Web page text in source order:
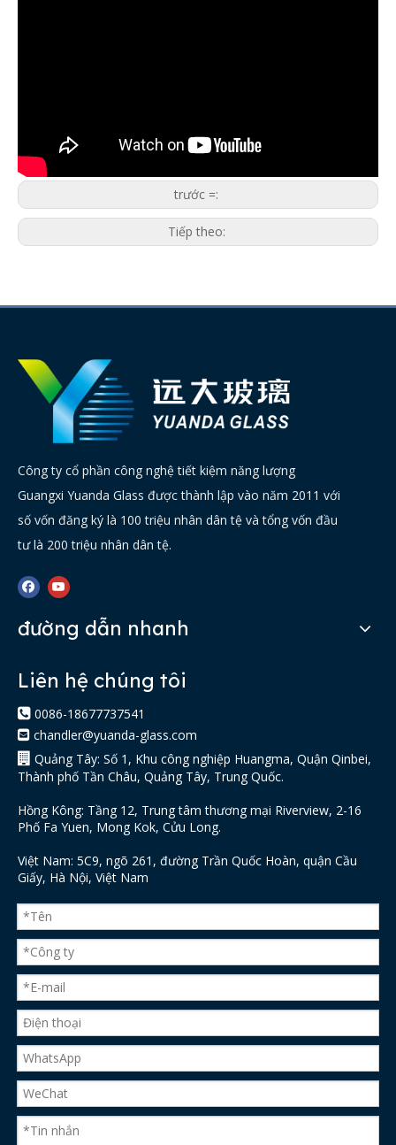
trước =:
Tiếp theo:
Công ty cổ phần công nghệ tiết kiệm năng lượng
Guangxi Yuanda Glass được thành lập vào năm 2011 với
số vốn đăng ký là 100 triệu nhân dân tệ và tổng vốn đầu
tư là 200 triệu nhân dân tệ.
đường dẫn nhanh
Liên hệ chúng tôi
 0086-18677737541
 chandler@yuanda-glass.com
 Quảng Tây: Số 1, Khu công nghiệp Huangma, Quận Qinbei,
Thành phố Tần Châu, Quảng Tây, Trung Quốc.
Hồng Kông: Tầng 12, Trung tâm thương mại Riverview, 2-16
Phố Fa Yuen, Mong Kok, Cửu Long.
Việt Nam: 5C9, ngõ 261, đường Trần Quốc Hoàn, quận Cầu
Giấy, Hà Nội, Việt Nam